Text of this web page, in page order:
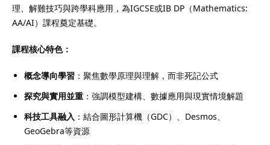
理、解難技巧與跨學科應用，為IGCSE或IB DP（Mathematics:
AA/AI）課程奠定基礎。
課程核心特色：
概念導向學習 ：聚焦數學原理與理解，而非死記公式
探究與實用並重 ：強調模型建構、數據應用與現實情境解題
科技工具融入 ：結合圖形計算機（GDC）、Desmos、
GeoGebra等資源